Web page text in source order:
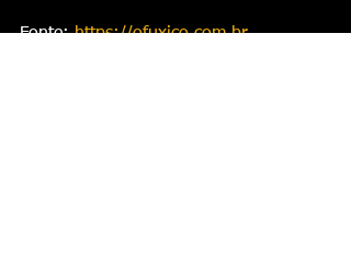
Fonte: https://ofuxico.com.br